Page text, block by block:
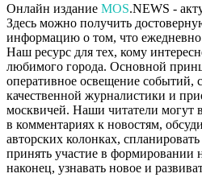
Онлайн издание MOS.NEWS -
Здесь можно получить
информацию о том, что ежедневно
Наш ресурс для тех, кому
любимого города. Основной
оперативное освещение событий,
качественной журналистики и
москвичей. Наши читатели могут
в комментариях к новостям,
авторских колонках,
принять участие в формировании
наконец, узнавать новое и